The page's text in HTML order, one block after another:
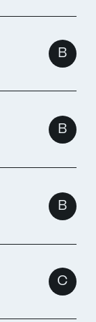
B
B
B
C